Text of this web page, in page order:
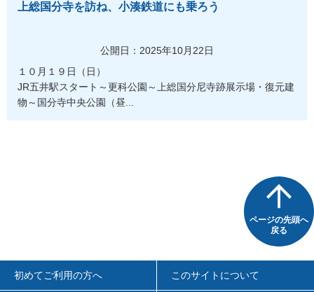
上総国分寺を訪ね、小湊鉄道にも乗ろう
公開日：2025年10月22日
１０月１９日（日）
JR五井駅スタート～更科公園～上総国分尼寺跡展示場・復元建
物～国分寺中央公園（昼...
ページの先頭へ
戻る
初めてご利用の方へ このサイトについて